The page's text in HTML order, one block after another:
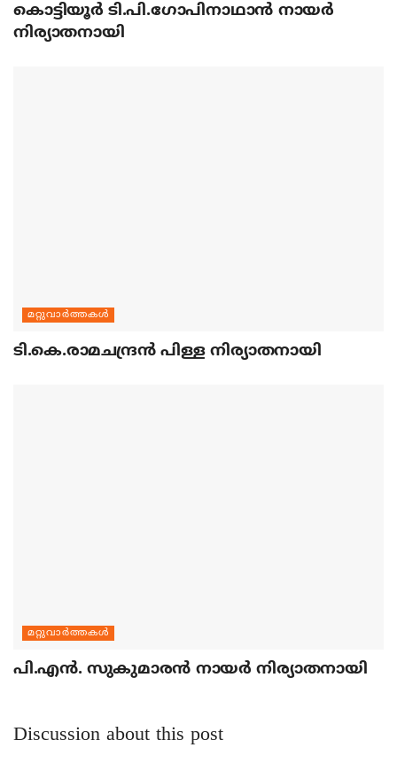
കൊട്ടിയൂര്‍ ടി.പി.ഗോപിനാഥാന്‍ നായര്‍
നിര്യാതനായി
മറ്റുവാര്‍ത്തകള്‍
ടി.കെ.രാമചന്ദ്രന്‍ പിള്ള നിര്യാതനായി
മറ്റുവാര്‍ത്തകള്‍
പി.എന്‍. സുകുമാരന്‍ നായര്‍ നിര്യാതനായി
Discussion about this post